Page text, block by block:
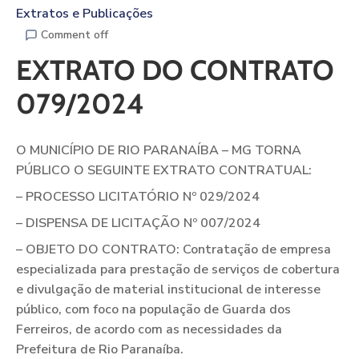
Extratos e Publicações
Comment off
EXTRATO DO CONTRATO
079/2024
O MUNICÍPIO DE RIO PARANAÍBA – MG TORNA
PÚBLICO O SEGUINTE EXTRATO CONTRATUAL:
– PROCESSO LICITATÓRIO Nº 029/2024
– DISPENSA DE LICITAÇÃO Nº 007/2024
– OBJETO DO CONTRATO: Contratação de empresa
especializada para prestação de serviços de cobertura
e divulgação de material institucional de interesse
público, com foco na população de Guarda dos
Ferreiros, de acordo com as necessidades da
Prefeitura de Rio Paranaíba.